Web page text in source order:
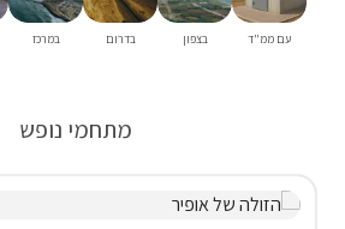
עם ממ"ד בצפון בדרום במרכז
מתחמי נופש